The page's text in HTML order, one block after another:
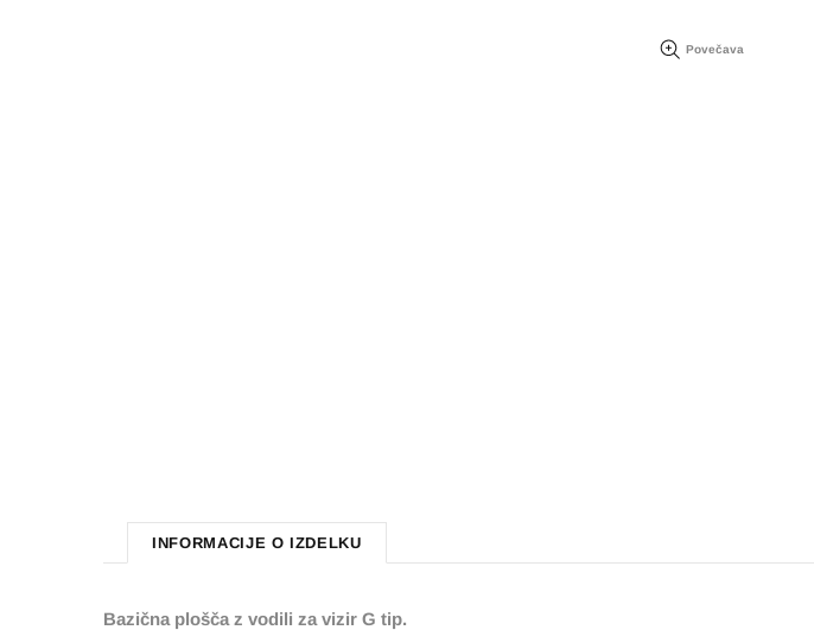
Povečava
INFORMACIJE O IZDELKU
Bazična plošča z vodili za vizir G tip.